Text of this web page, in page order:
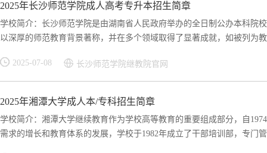
2025年长沙师范学院成人高考专升本招生简章
学校简介：长沙师范学院是由湖南省人民政府举办的全日制公办本科院
以深厚的师范教育背景著称，并在多个领域取得了显著成就，如被列为
2025-07-08 长沙师范学院继教院官网
2025年湘潭大学成人本/专科招生简章
学校简介：湘潭大学继续教育作为学校高等教育的重要组成部分，自
需求的增长和教育体系的发展，学校于1982年成立了干部培训部，专门